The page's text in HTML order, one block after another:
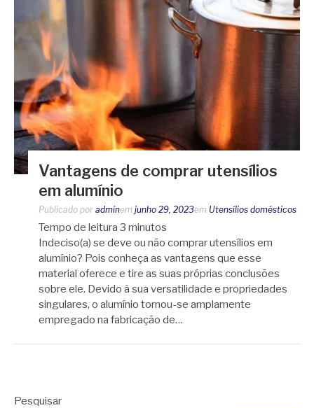
Vantagens de comprar utensílios
em alumínio
Publicado por adminem junho 29, 2023em Utensílios domésticos
Tempo de leitura 3 minutos
Indeciso(a) se deve ou não comprar utensílios em
alumínio? Pois conheça as vantagens que esse
material oferece e tire as suas próprias conclusões
sobre ele. Devido à sua versatilidade e propriedades
singulares, o alumínio tornou-se amplamente
empregado na fabricação de…
Pesquisar